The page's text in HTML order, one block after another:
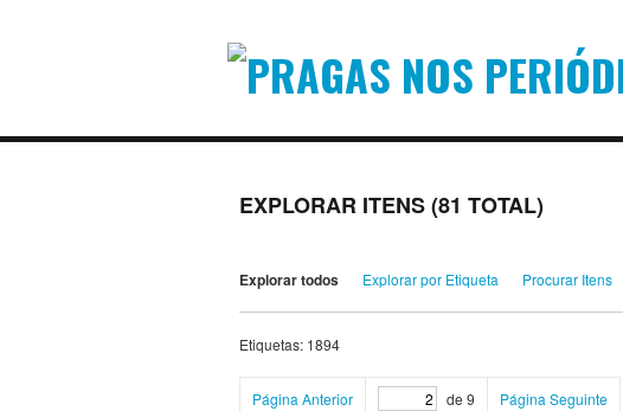
EXPLORAR ITENS (81 TOTAL)
Explorar todos Explorar por Etiqueta Procurar Itens
Etiquetas: 1894
Página Anterior de 9 Página Seguinte